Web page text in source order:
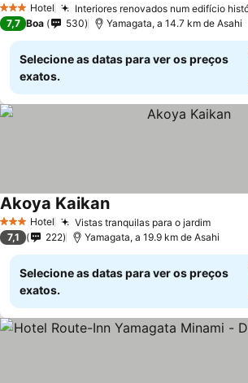
3 EstrelasHotel Interiores renovados num edifício
7,7 Boa 530 Yamagata, a 14.7 km de Asahi
Selecione as datas para ver os preços
exatos.
3 EstrelasHotel Vistas tranquilas para o jardim
Akoya Kaikan
7,1 222 Yamagata, a 19.9 km de Asahi
Selecione as datas para ver os preços
exatos.